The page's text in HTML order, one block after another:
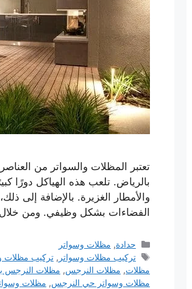
تعتبر المظلات والسواتر من
بالرياض. تلعب هذه الهياكل دورًا
والأمطار الغزيرة. بالإضافة إلى
الفضاءات بشكل وظيفي. ومن خلال
التصنيفات
حدادة, مظلات وسواتر
الوسوم
تركيب مظلات وسواتر ,تركيب مظلات
مظلات, مظلات النرجس, مظلات النرجس
مظلات وسواتر حي النرجس, مظلات